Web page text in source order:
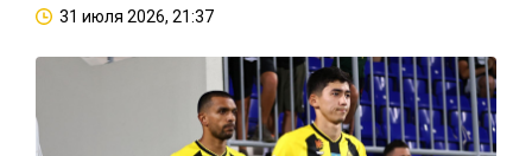
31 июля 2026, 21:37